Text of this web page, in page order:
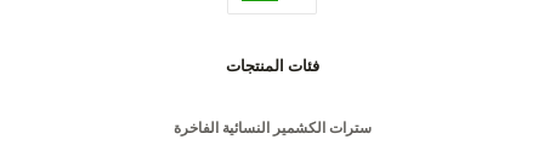
فئات المنتجات
سترات الكشمير النسائية الفاخرة